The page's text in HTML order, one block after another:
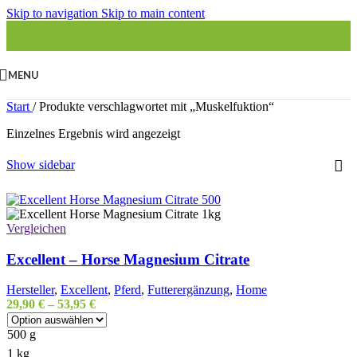
Skip to navigation Skip to main content
MENU
Start / Produkte verschlagwortet mit „Muskelfuktion“
Einzelnes Ergebnis wird angezeigt
Show sidebar
Vergleichen
Excellent – Horse Magnesium Citrate
Hersteller, Excellent, Pferd, Futterergänzung, Home
29,90 € – 53,95 €
500 g
1 kg